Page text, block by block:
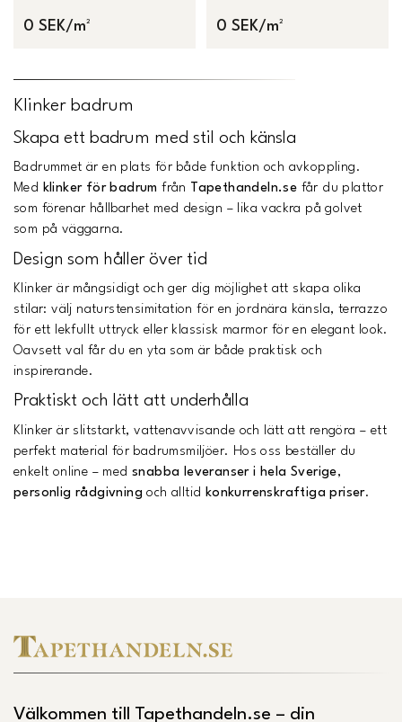
0 SEK/m² 0 SEK/m²
Klinker badrum
Skapa ett badrum med stil och känsla
Badrummet är en plats för både funktion och avkoppling.
Med klinker för badrum från Tapethandeln.se får du plattor
som förenar hållbarhet med design – lika vackra på golvet
som på väggarna.
Design som håller över tid
Klinker är mångsidigt och ger dig möjlighet att skapa olika
stilar: välj naturstensimitation för en jordnära känsla, terrazzo
för ett lekfullt uttryck eller klassisk marmor för en elegant look.
Oavsett val får du en yta som är både praktisk och
inspirerande.
Praktiskt och lätt att underhålla
Klinker är slitstarkt, vattenavvisande och lätt att rengöra – ett
perfekt material för badrumsmiljöer. Hos oss beställer du
enkelt online – med snabba leveranser i hela Sverige,
personlig rådgivning och alltid konkurrenskraftiga priser.
Välkommen till Tapethandeln.se – din